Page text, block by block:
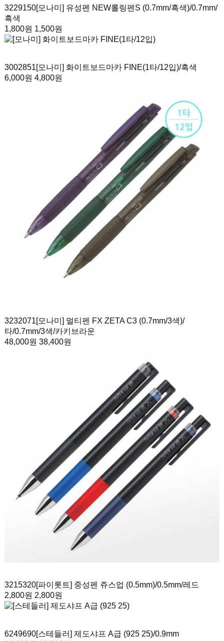
3229150[모나미] 유성펜 NEW롤링펜S (0.7mm/흑색)/0.7mm/
흑색
1,800원 1,500원
3002851[모나미] 화이트보드마카 FINE(1타/12입)/흑색
6,000원 4,800원
3232071[모나미] 멀티펜 FX ZETA C3 (0.7mm/3색)/
타/0.7mm/3색/카키브라운
48,000원 38,400원
3215320[파이롯트] 중성펜 쥬스업 (0.5mm)/0.5mm/레드
2,800원 2,800원
6249690[스테들러] 제도샤프 A급 (925 25)/0.9mm